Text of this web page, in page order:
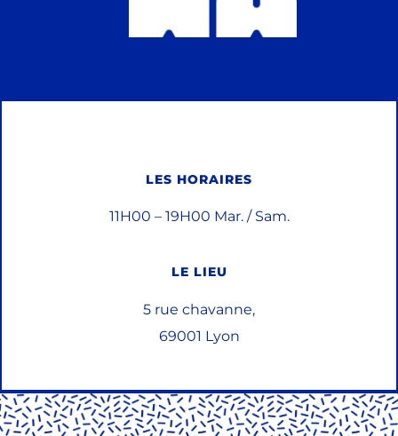
LES HORAIRES
11H00 – 19H00 Mar. / Sam.
LE LIEU
5 rue chavanne,
69001 Lyon